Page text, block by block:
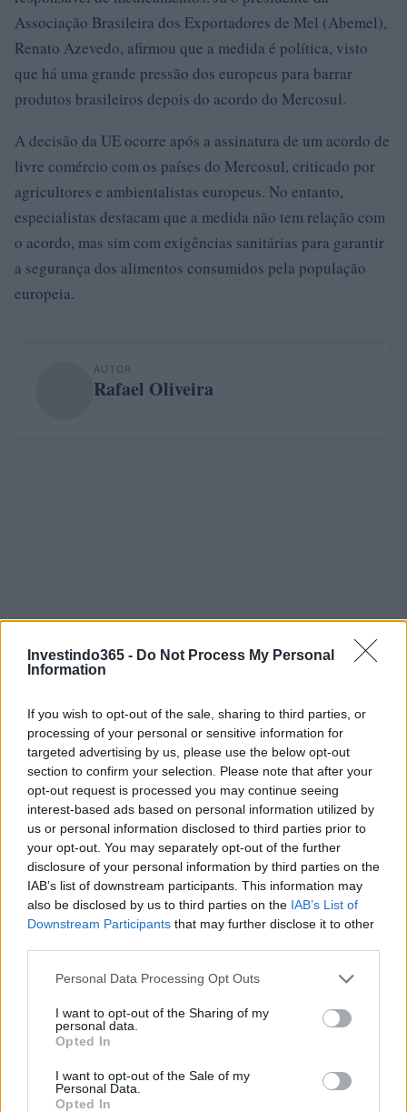
Investindo365 - Do Not Process My Personal
Information
If you wish to opt-out of the sale, sharing to third parties, or
processing of your personal or sensitive information for
targeted advertising by us, please use the below opt-out
section to confirm your selection. Please note that after your
opt-out request is processed you may continue seeing
interest-based ads based on personal information utilized by
us or personal information disclosed to third parties prior to
your opt-out. You may separately opt-out of the further
disclosure of your personal information by third parties on the
IAB’s list of downstream participants. This information may
also be disclosed by us to third parties on the IAB’s List of
Downstream Participants that may further disclose it to other
Please note that this website/app uses one or more Google
not limited to your visit or usage behaviour. You may click to
grant or deny consent to Google and its third-party tags to
use your data for below specified purposes in below Google
consent section.
Personal Data Processing Opt Outs
I want to opt-out of the Sharing of my
personal data.
Opted In
I want to opt-out of the Sale of my
Personal Data.
Opted In
Associação Brasileira dos Exportadores de Mel (Abemel),
Renato Azevedo, afirmou que a medida é política, visto
que há uma grande pressão dos europeus para barrar
produtos brasileiros depois do acordo do Mercosul.
A decisão da UE ocorre após a assinatura de um acordo de
livre comércio com os países do Mercosul, criticado por
agricultores e ambientalistas europeus. No entanto,
especialistas destacam que a medida não tem relação com
o acordo, mas sim com exigências sanitárias para garantir
a segurança dos alimentos consumidos pela população
europeia.
AUTOR
Rafael Oliveira
Continue lendo
FINANÇA